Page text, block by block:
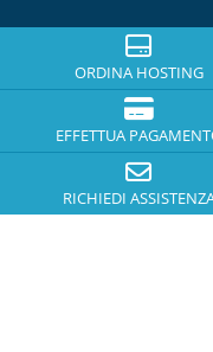
ORDINA HOSTING
EFFETTUA
RICHIEDI